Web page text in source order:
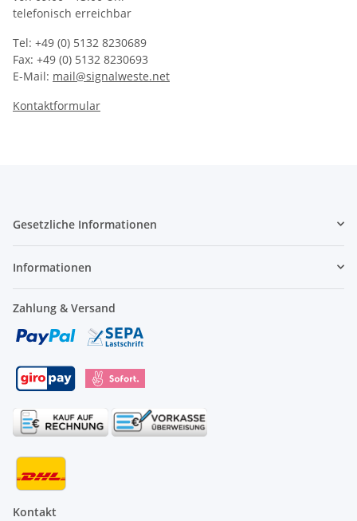
telefonisch erreichbar
Tel: +49 (0) 5132 8230689
Fax: +49 (0) 5132 8230693
E-Mail: mail@signalweste.net
Kontaktformular
Gesetzliche Informationen
Informationen
Zahlung & Versand
Kontakt